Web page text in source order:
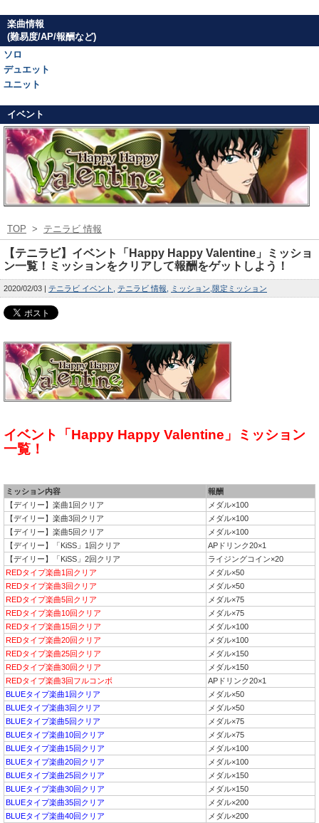
楽曲情報
(難易度/AP/報酬など)
ソロ
デュエット
ユニット
イベント
TOP > テニラビ 情報
【テニラビ】イベント「Happy Happy Valentine」ミッショ
ン一覧！ミッションをクリアして報酬をゲットしよう！
2020/02/03 テニラビ イベント テニラビ 情報 ミッション 限定ミッション
イベント「Happy Happy Valentine」ミッション
一覧！
ミッション内容
報酬
【デイリー】楽曲1回クリア
メダル×100
【デイリー】楽曲3回クリア
メダル×100
【デイリー】楽曲5回クリア
メダル×100
【デイリー】「KiSS」1回クリア
APドリンク20×1
【デイリー】「KiSS」2回クリア
ライジングコイン×20
REDタイプ楽曲1回クリア
メダル×50
REDタイプ楽曲3回クリア
メダル×50
REDタイプ楽曲5回クリア
メダル×75
REDタイプ楽曲10回クリア
メダル×75
REDタイプ楽曲15回クリア
メダル×100
REDタイプ楽曲20回クリア
メダル×100
REDタイプ楽曲25回クリア
メダル×150
REDタイプ楽曲30回クリア
メダル×150
REDタイプ楽曲3回フルコンボ
APドリンク20×1
BLUEタイプ楽曲1回クリア
メダル×50
BLUEタイプ楽曲3回クリア
メダル×50
BLUEタイプ楽曲5回クリア
メダル×75
BLUEタイプ楽曲10回クリア
メダル×75
BLUEタイプ楽曲15回クリア
メダル×100
BLUEタイプ楽曲20回クリア
メダル×100
BLUEタイプ楽曲25回クリア
メダル×150
BLUEタイプ楽曲30回クリア
メダル×150
BLUEタイプ楽曲35回クリア
メダル×200
BLUEタイプ楽曲40回クリア
メダル×200